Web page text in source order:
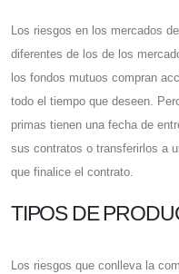
Los riesgos en los mercados
diferentes de los de los
los fondos mutuos compran
todo el tiempo que deseen.
primas tienen una fecha de
sus contratos o transferirlos a
que finalice el contrato.
TIPOS DE
Los riesgos que conlleva la